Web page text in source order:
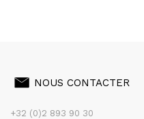
NOUS CONTACTER
+32 (0)2 893 90 30